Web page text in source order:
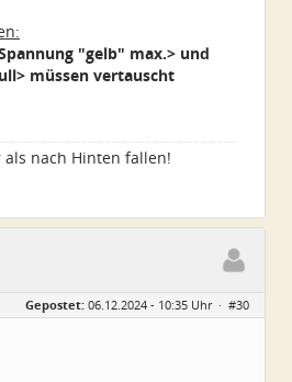
"gelb" max.> und
müssen vertauscht
nach Hinten fallen!
Gepostet: 06.12.2024 - 10:35 Uhr · #30